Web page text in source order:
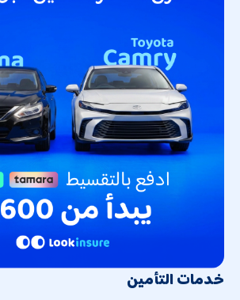
خدمات التأمين